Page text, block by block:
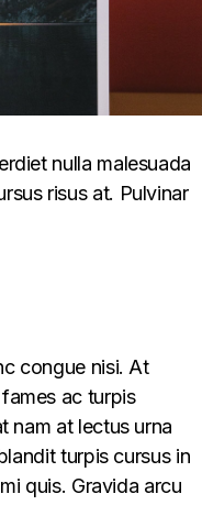
nulla malesuada
risus at. Pulvinar
congue nisi. At
ac turpis
nam at lectus urna
turpis cursus in
quis. Gravida arcu